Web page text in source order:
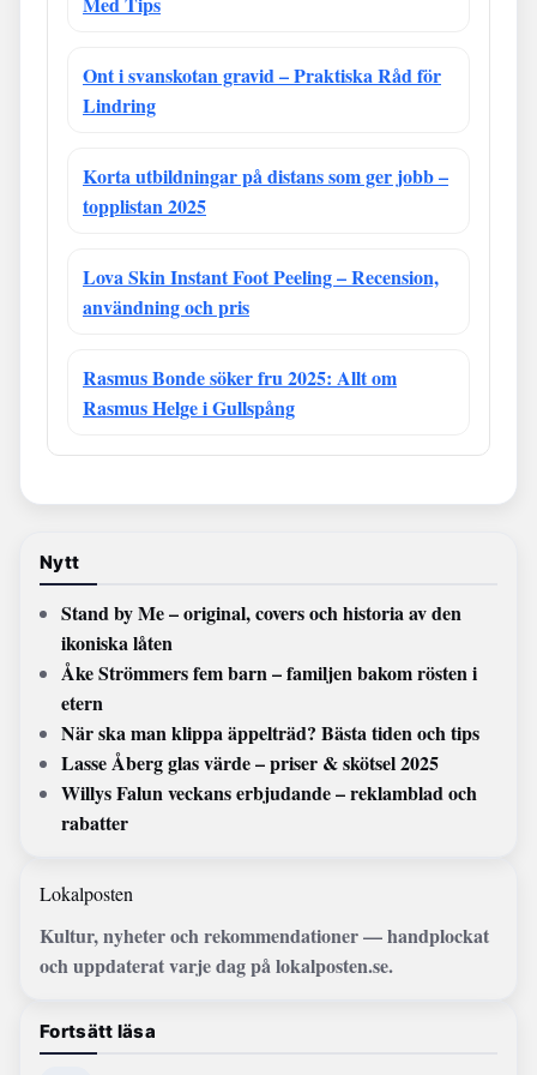
Ont i svanskotan gravid – Praktiska Råd för
Lindring
Korta utbildningar på distans som ger jobb –
topplistan 2025
Lova Skin Instant Foot Peeling – Recension,
användning och pris
Rasmus Bonde söker fru 2025: Allt om
Rasmus Helge i Gullspång
Nytt
Stand by Me – original, covers och historia av den
ikoniska låten
Åke Strömmers fem barn – familjen bakom rösten i
etern
När ska man klippa äppelträd? Bästa tiden och tips
Lasse Åberg glas värde – priser & skötsel 2025
Willys Falun veckans erbjudande – reklamblad och
rabatter
Lokalposten
Kultur, nyheter och rekommendationer — handplockat
och uppdaterat varje dag på lokalposten.se.
Fortsätt läsa